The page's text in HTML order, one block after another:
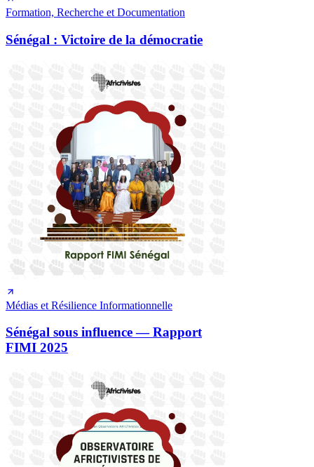
Formation, Recherche et Documentation
Sénégal : Victoire de la démocratie
Médias et Résilience Informationnelle
Sénégal sous influence — Rapport
FIMI 2025